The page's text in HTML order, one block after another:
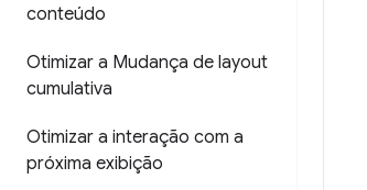
conteúdo
Otimizar a Mudança de layout
cumulativa
Otimizar a interação com a
próxima exibição